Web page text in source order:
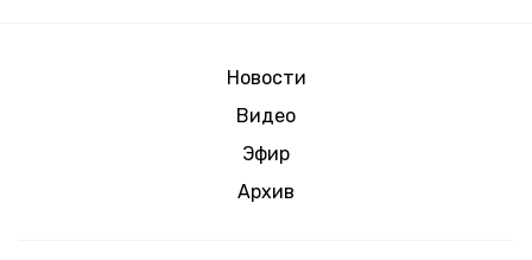
Новости
Видео
Эфир
Архив